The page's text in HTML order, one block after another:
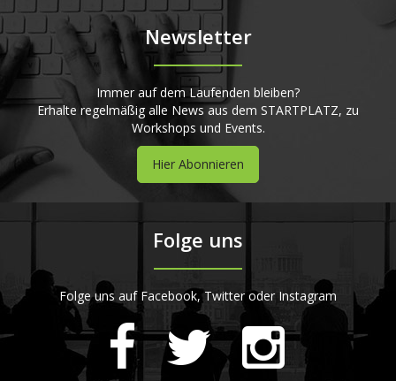
Newsletter
Immer auf dem Laufenden bleiben?
Erhalte regelmäßig alle News aus dem STARTPLATZ, zu
Workshops und Events.
Hier Abonnieren
Folge uns
Folge uns auf Facebook, Twitter oder Instagram